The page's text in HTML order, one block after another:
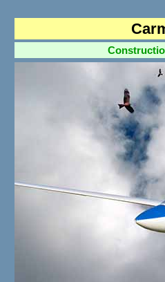
Construction